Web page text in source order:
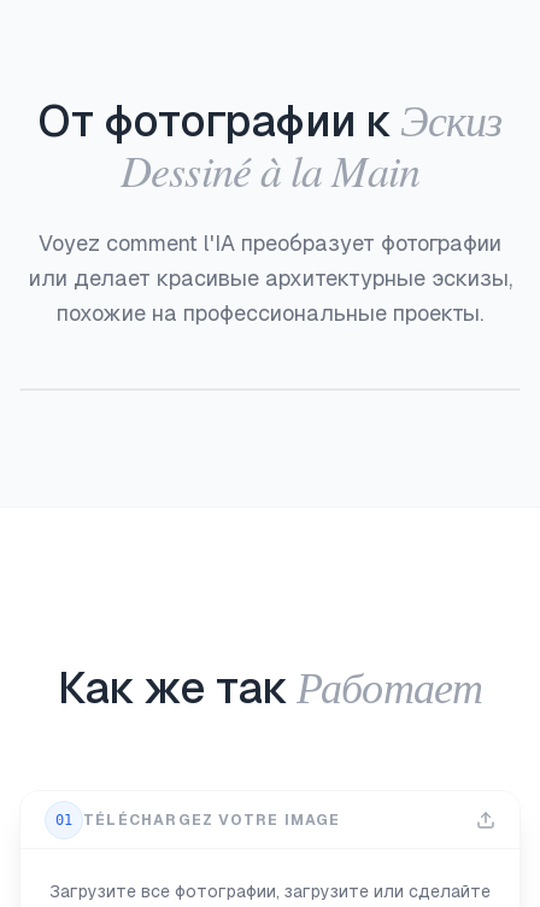
От фотографии к Эскиз
Dessiné à la Main
Voyez comment l'IA преобразует фотографии
или делает красивые архитектурные эскизы,
похожие на профессиональные проекты.
Как же так Работает
01 TÉLÉCHARGEZ VOTRE IMAGE
Загрузите все фотографии, загрузите или сделайте